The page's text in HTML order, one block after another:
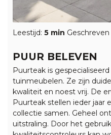
Leestijd: 5 min Geschreven
PUUR BELEVEN
Puurteak is
tuinmeubelen. Ze zijn
kwaliteit en noest vrij. De
Puurteak stellen ieder jaar
collectie samen. Geheel
uitstraling. Door het